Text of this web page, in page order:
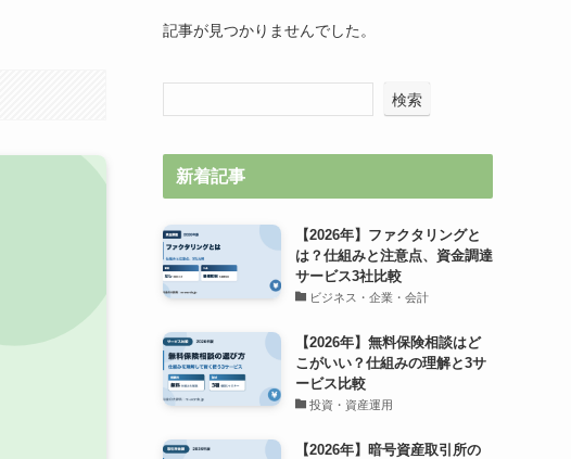
記事が見つかりませんでした。
検索
新着記事
【2026年】ファクタリングと
は？仕組みと注意点、資金調達
サービス3社比較
ビジネス・企業・会計
【2026年】無料保険相談はど
こがいい？仕組みの理解と3サ
ービス比較
投資・資産運用
【2026年】暗号資産取引所の